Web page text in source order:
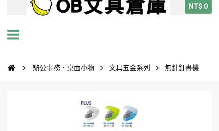
NT$ 0
辦公事務．桌面小物 文具五金系列 無針釘書機